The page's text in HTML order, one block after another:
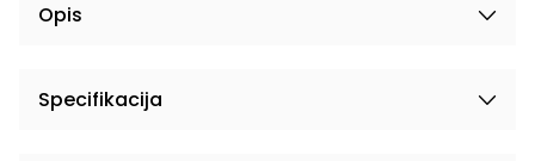
Opis
Specifikacija